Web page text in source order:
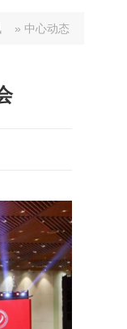
» 中心动态